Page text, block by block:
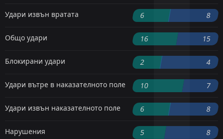
Удари извън вратата 6 8
Общо удари 16 15
Блокирани удари 2 4
Удари вътре в наказателното поле 10 7
Удари извън наказателното поле 6 8
Нарушения 5 8